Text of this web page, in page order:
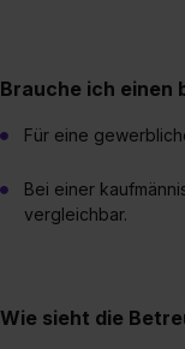
Brauche ich einen
Für eine
Bei einer
vergleichbar.
Wie sieht die